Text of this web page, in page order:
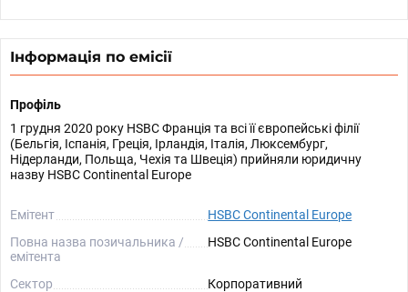
Інформація по емісії
Профіль
1 грудня 2020 року HSBC Франція та всі її європейські філії
(Бельгія, Іспанія, Греція, Ірландія, Італія, Люксембург,
Нідерланди, Польща, Чехія та Швеція) прийняли юридичну
назву HSBC Continental Europe
Емітент
HSBC Continental Europe
Повна назва позичальника /
емітента
HSBC Continental Europe
Сектор
Корпоративний